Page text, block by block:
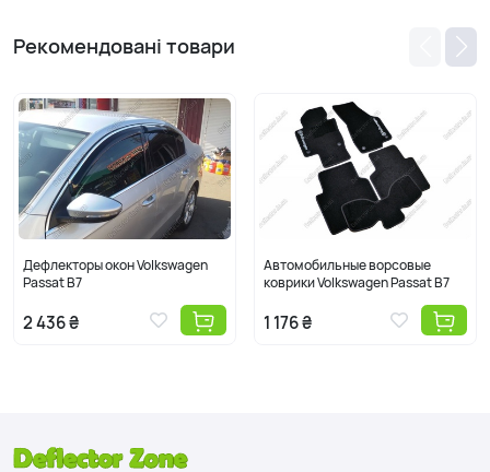
Рекомендовані товари
Дефлекторы окон Volkswagen
Passat B7
2 436 ₴
Автомобильные ворсовые
коврики Volkswagen Passat B7
1 176 ₴